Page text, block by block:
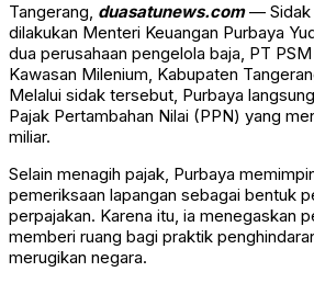
Tangerang, duasatunews.com— Sidak
dilakukan Menteri Keuangan Purbaya
dua perusahaan pengelola baja, PT
Kawasan Milenium, Kabupaten
Melalui sidak tersebut, Purbaya
Pajak Pertambahan Nilai (PPN) yang
miliar.
Selain menagih pajak, Purbaya
pemeriksaan lapangan sebagai bentuk
perpajakan. Karena itu, ia menegaskan
memberi ruang bagi praktik
merugikan negara.